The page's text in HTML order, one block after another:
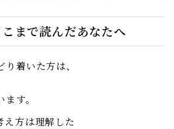
まで読んだあなたへ
着いた方は、
す。
え方は理解した